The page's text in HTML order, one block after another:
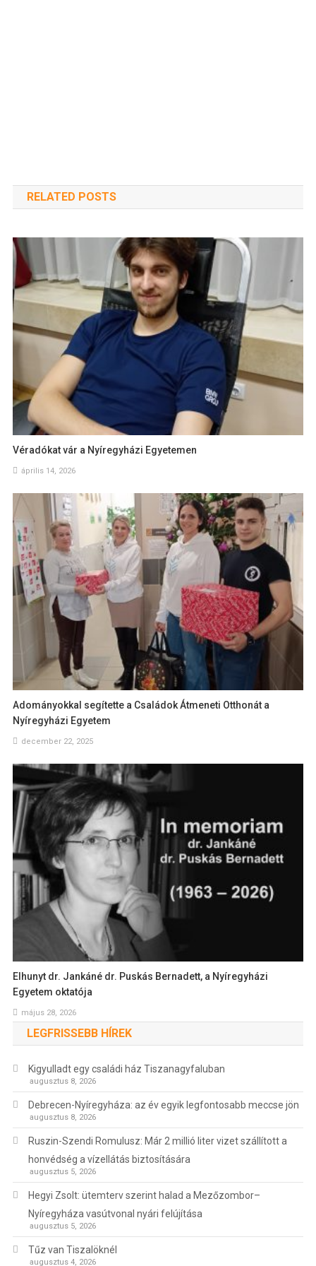
RELATED POSTS
Véradókat vár a Nyíregyházi Egyetemen
április 14, 2026
Adományokkal segítette a Családok Átmeneti Otthonát a
Nyíregyházi Egyetem
december 22, 2025
Elhunyt dr. Jankáné dr. Puskás Bernadett, a Nyíregyházi
Egyetem oktatója
május 28, 2026
LEGFRISSEBB HÍREK
Kigyulladt egy családi ház Tiszanagyfaluban
augusztus 8, 2026
Debrecen-Nyíregyháza: az év egyik legfontosabb meccse jön
augusztus 8, 2026
Ruszin-Szendi Romulusz: Már 2 millió liter vizet szállított a
honvédség a vízellátás biztosítására
augusztus 5, 2026
Hegyi Zsolt: ütemterv szerint halad a Mezőzombor–
Nyíregyháza vasútvonal nyári felújítása
augusztus 5, 2026
Tűz van Tiszalöknél
augusztus 4, 2026